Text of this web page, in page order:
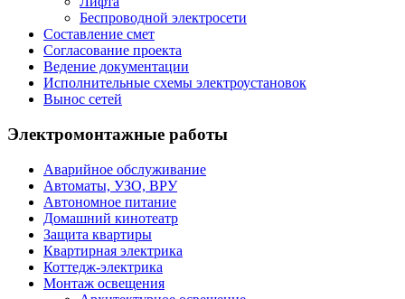
Беспроводной электросети
Составление смет
Согласование проекта
Ведение документации
Исполнительные схемы электроустановок
Вынос сетей
Электромонтажные работы
Аварийное обслуживание
Автоматы, УЗО, ВРУ
Автономное питание
Домашний кинотеатр
Защита квартиры
Квартирная электрика
Коттедж-электрика
Монтаж освещения